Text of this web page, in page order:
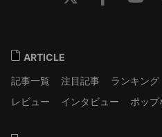
ARTICLE
記事一覧
注目記事 ランキング
レビュー
インタビュー ポッ